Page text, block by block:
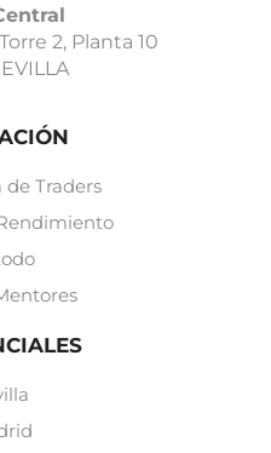
2, Planta 10
Traders